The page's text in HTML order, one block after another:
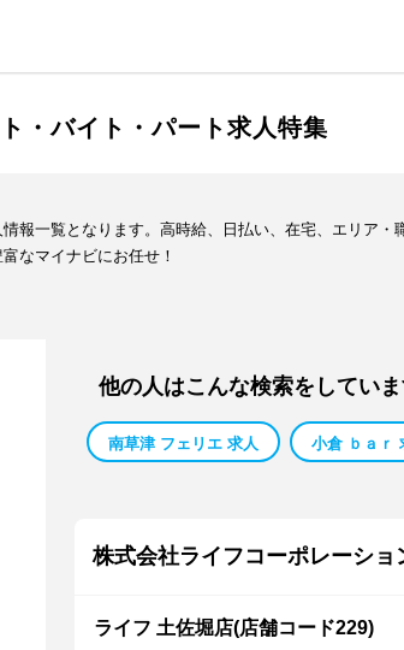
・バイト・パート求人特集
報一覧となります。高時給、日払い、在宅、エリア
なマイナビにお任せ！
他の人はこんな検索をしてい
南草津 フェリエ 求人 小倉 ｂａｒ
株式会社ライフコーポレーショ
ライフ 土佐堀店(店舗コード229)